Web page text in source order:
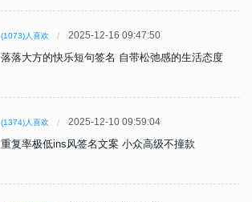
(1073)人喜欢 2025-12-16 09:47:50
落落大方的快乐短句签名 自带松弛感的生活态度
(1374)人喜欢 2025-12-10 09:59:04
重复率极低ins风签名文案 小众高级不撞款